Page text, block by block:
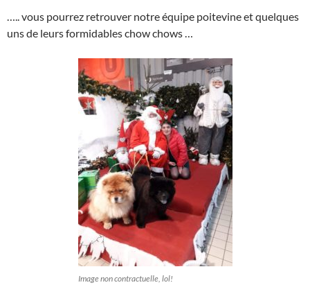
….. vous pourrez retrouver notre équipe poitevine et quelques
uns de leurs formidables chow chows …
Image non contractuelle, lol!